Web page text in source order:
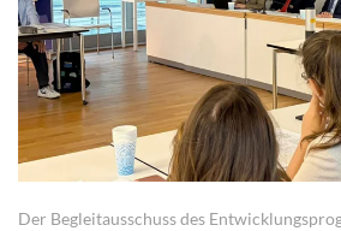
Der Begleitausschuss des